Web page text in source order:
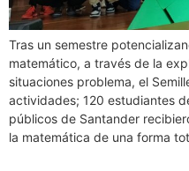
Tras un semestre
matemático, a través de la
situaciones problema, el
actividades; 120 estudiantes
públicos de Santander
la matemática de una forma